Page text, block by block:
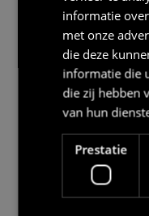
Waarom is
Beschikbare
voor het
van verwachtingen
terugverdientijd. Zo
met elkaar.
informatie
met onze
die deze
informatie die
die zij hebben
van hun
Prestatie